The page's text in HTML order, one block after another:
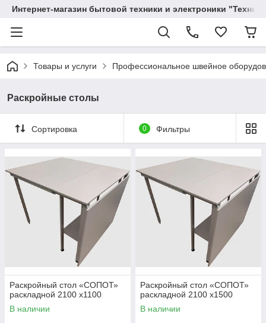
Интернет-магазин бытовой техники и электроники
Товары и услуги Профессиональное швейное
Раскройные столы
Сортировка 0 Фильтры
Раскройный стол «СОПОТ»
раскладной 2100 х1100
В наличии
Раскройный стол «СОПОТ»
раскладной 2100 х1500
В наличии